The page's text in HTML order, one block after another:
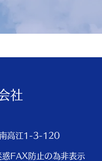
社
高江1-3-120
FAX防止の為非表示